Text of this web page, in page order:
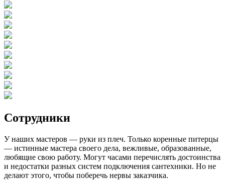
Сотрудники
У наших мастеров — руки из плеч. Только коренные питерцы
— истинные мастера своего дела, вежливые, образованные,
любящие свою работу. Могут часами перечислять достоинства
и недостатки разных систем подключения сантехники. Но не
делают этого, чтобы поберечь нервы заказчика.